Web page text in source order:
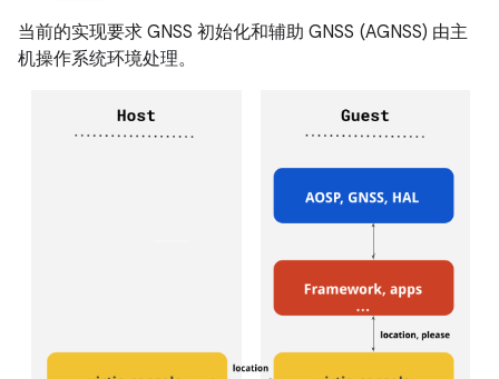
当前的实现要求 GNSS 初始化和辅助 GNSS (AGNSS) 由主
机操作系统环境处理。